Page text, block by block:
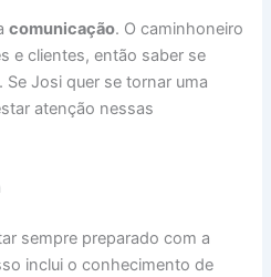
comunicação. O caminhoneiro
e clientes, então saber se
Josi quer se tornar uma
atenção nessas
sempre preparado com a
inclui o conhecimento de